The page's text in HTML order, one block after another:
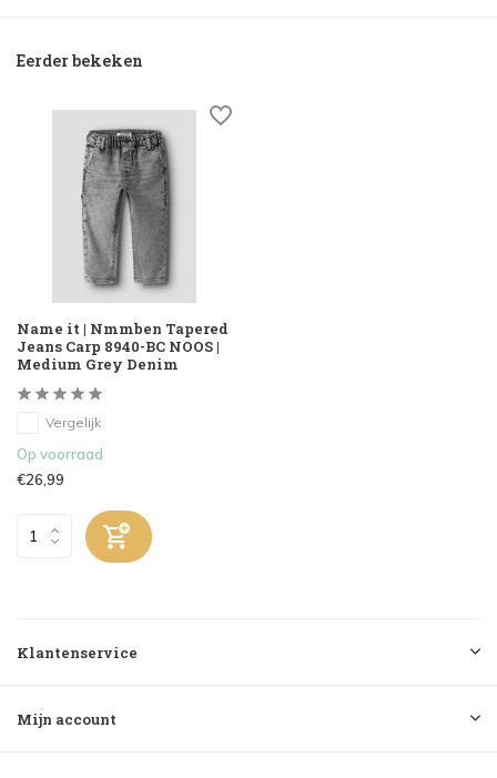
Eerder bekeken
Name it | Nmmben Tapered
Jeans Carp 8940-BC NOOS |
Medium Grey Denim
Vergelijk
Op voorraad
€26,99
Klantenservice
Mijn account